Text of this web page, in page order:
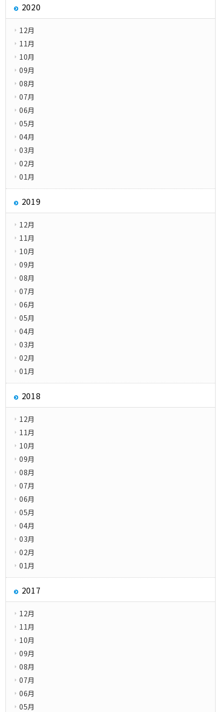
2020
12月
11月
10月
09月
08月
07月
06月
05月
04月
03月
02月
01月
2019
12月
11月
10月
09月
08月
07月
06月
05月
04月
03月
02月
01月
2018
12月
11月
10月
09月
08月
07月
06月
05月
04月
03月
02月
01月
2017
12月
11月
10月
09月
08月
07月
06月
05月